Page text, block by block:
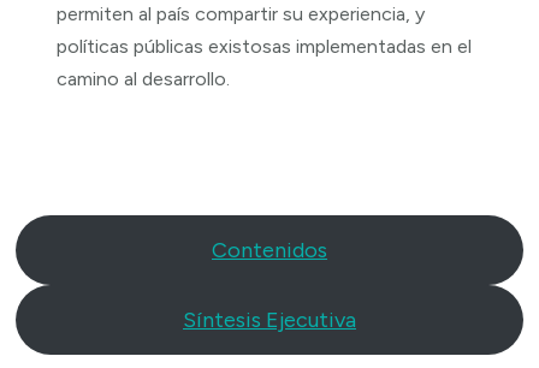
permiten al país compartir su experiencia, y
políticas públicas existosas implementadas en el
camino al desarrollo.
Contenidos
Síntesis Ejecutiva